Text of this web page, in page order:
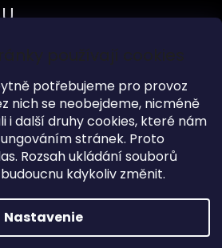
používají cookies
potřebujeme pro provoz
nich se neobejdeme, nicméně
i další druhy cookies, které nám
stránek. Proto
Rozsah ukládání souborů
kdykoliv změnit.
Nastavenie
Kingdom . Všetky práva vyhradené.